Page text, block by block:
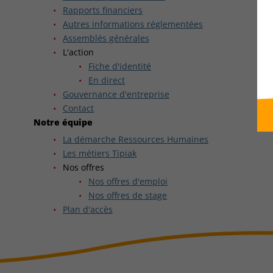
Rapports financiers
Autres informations réglementées
Assemblés générales
L'action
Fiche d'identité
En direct
Gouvernance d'entreprise
Contact
Notre équipe
La démarche Ressources Humaines
Les métiers Tipiak
Nos offres
Nos offres d'emploi
Nos offres de stage
Plan d'accès